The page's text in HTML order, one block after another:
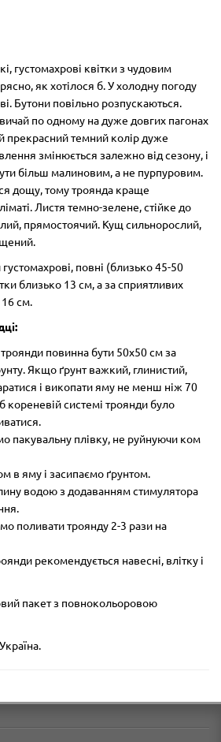
густомахрові квітки з чудовим
як хотілося б. У холодну погоду
Бутони повільно розпускаються.
по одному на дуже довгих пагонах
прекрасний темний колір дуже
змінюється залежно від сезону, і
більш малиновим, а не пурпуровим.
дощу, тому троянда краще
Листя темно-зелене, стійке до
прямостоячий. Кущ сильнорослий,
густомахрові, повні (близько 45-50
близько 13 см, а за сприятливих
см.
повинна бути 50х50 см за
Якщо ґрунт важкий, глинистий,
і викопати яму не менш ніж 70
кореневій системі троянди було
пакувальну плівку, не руйнуючи ком
в яму і засипаємо ґрунтом.
водою з додаванням стимулятора
поливати троянду 2-3 рази на
рекомендується навесні, влітку і
пакет з повнокольоровою